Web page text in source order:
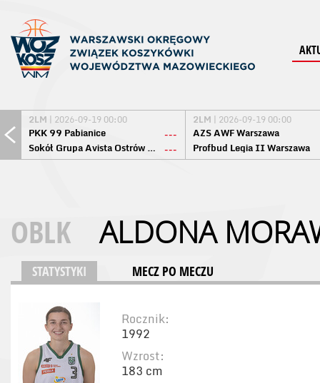
2LM | 2026-09-19 00:00
PKK 99 Pabianice
---
Sokół Grupa Avista Ostrów Maz. ---
2LM | 2026-09-19 00:00
AZS AWF Warszawa
Profbud Legia II Warszawa
OBLK ALDONA
STATYSTYKI MECZ PO MECZU
Rocznik:
1992
Wzrost:
183 cm